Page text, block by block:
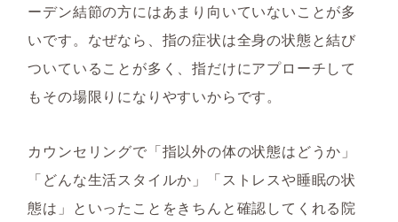
ーデン結節の方にはあまり向いていないことが多
いです。なぜなら、指の症状は全身の状態と結び
ついていることが多く、指だけにアプローチして
もその場限りになりやすいからです。
カウンセリングで「指以外の体の状態はどうか」
「どんな生活スタイルか」「ストレスや睡眠の状
態は」といったことをきちんと確認してくれる院